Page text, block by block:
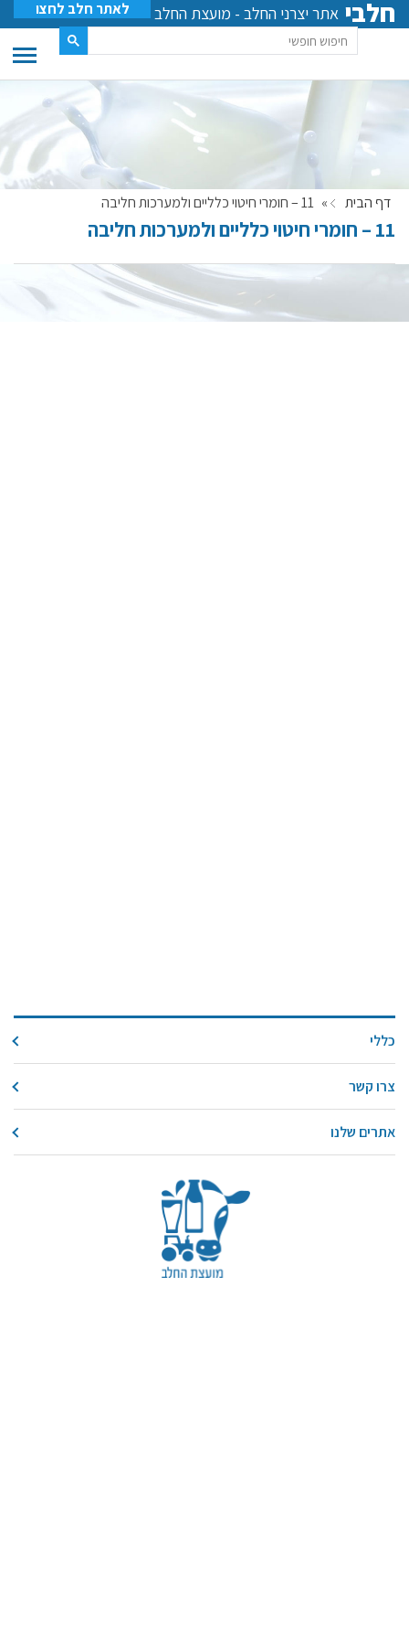
חלבי אתר יצרני החלב - מועצת החלב לאתר חלב לחצו
דף הבית » 11 – חומרי חיטוי כלליים ולמערכות חליבה
11 – חומרי חיטוי כלליים ולמערכות חליבה
כללי
צרו קשר
אתרים שלנו